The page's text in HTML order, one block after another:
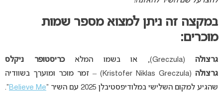
במקצה זה ניתן למצוא מספר שמות
מוכרים:
גרצולה (Greczula), או בשמו המלא
כריסטופר ניקלס
גרצולה
(Kristofer Niklas Greczula) – זמר מוכר ומוערך בשוודיה
שהגיע למקום השלישי במלודיפסטיבלן 2025 עם השיר “
Believe Me
“.